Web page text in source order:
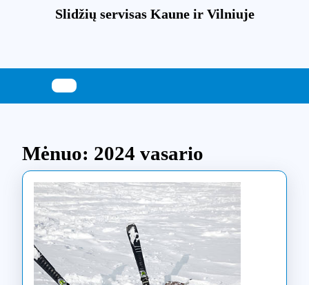
Slidžių servisas Kaune ir Vilniuje
Mėnuo: 2024 vasario